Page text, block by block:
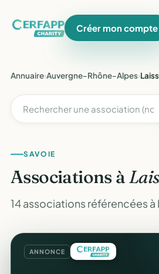
Créer mon compte
Annuaire›Auvergne-Rhône-Alpes›
SAVOIE
Associations à
14 associations référencées à
ANNONCE